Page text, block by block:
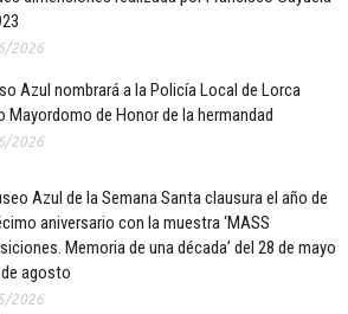
2026
Azul nombrará a la Policía Local de Lorca
Mayordomo de Honor de la hermandad
2026
Azul de la Semana Santa clausura el año de
aniversario con la muestra ‘MASS
Memoria de una década’ del 28 de mayo
agosto
2026